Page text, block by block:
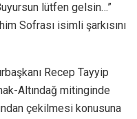
lütfen gelsin…”
Sofrası isimli şarkısını
Recep Tayyip
Altındağ mitinginde
çekilmesi konusuna